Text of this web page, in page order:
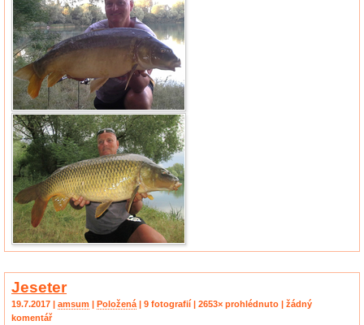
Jeseter
19.7.2017 | amsum | Položená | 9 fotografií | 2653× prohlédnuto | žádný
komentář